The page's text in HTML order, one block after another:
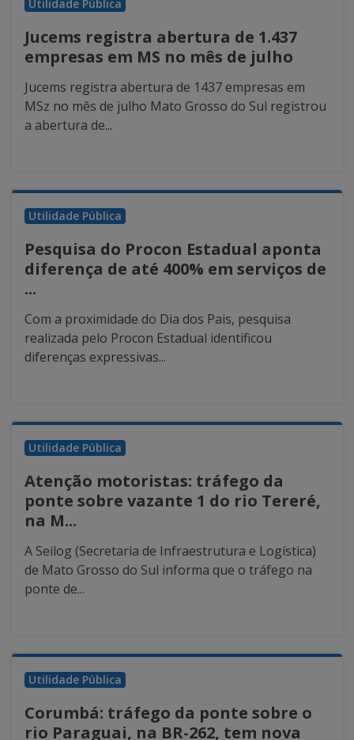
Utilidade Pública
Jucems registra abertura de 1.437
empresas em MS no mês de julho
Jucems registra abertura de 1437 empresas em
MSz no mês de julho Mato Grosso do Sul registrou
a abertura de...
Utilidade Pública
Pesquisa do Procon Estadual aponta
diferença de até 400% em serviços de
...
Com a proximidade do Dia dos Pais, pesquisa
realizada pelo Procon Estadual identificou
diferenças expressivas...
Utilidade Pública
Atenção motoristas: tráfego da
ponte sobre vazante 1 do rio Tereré,
na M...
A Seilog (Secretaria de Infraestrutura e Logística)
de Mato Grosso do Sul informa que o tráfego na
ponte de...
Utilidade Pública
Corumbá: tráfego da ponte sobre o
rio Paraguai, na BR-262, tem nova